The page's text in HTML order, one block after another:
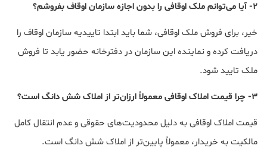
2- آیا می‌توانم ملک اوقافی را بدون اجازه سازمان اوقاف بفروشم؟
خیر، برای فروش ملک اوقافی، شما باید ابتدا تاییدیه سازمان اوقاف را
دریافت کرده و نماینده این سازمان در دفترخانه حضور یابد تا فروش
ملک تایید شود.
3- چرا قیمت املاک اوقافی معمولاً ارزان‌تر از املاک شش دانگ است؟
قیمت املاک اوقافی به دلیل محدودیت‌های حقوقی و عدم انتقال کامل
مالکیت به خریدار، معمولاً پایین‌تر از املاک شش دانگ است.